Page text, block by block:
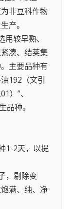
非豆科作物
产。
用较早熟、
凑、结荚集
主要品种有
192（文引
）”、
品种。
1-2天，以提
，剔除变
满、纯、净